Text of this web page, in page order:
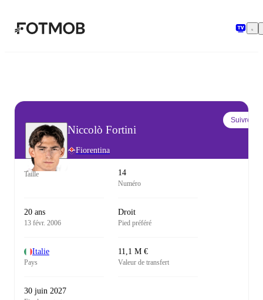
Niccolò Fortini
Fiorentina
Suivre
Taille 14
Numéro
20 ans
13 févr. 2006
Droit
Pied préféré
Italie
Pays
11,1 M €
Valeur de transfert
30 juin 2027